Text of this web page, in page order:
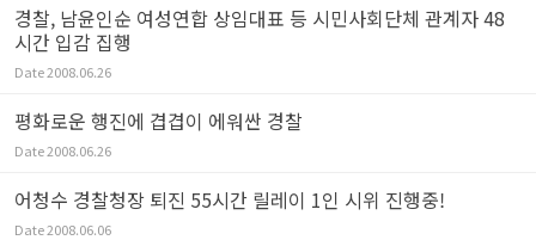
경찰, 남윤인순 여성연합 상임대표 등 시민사회단체 관계자 48
시간 입감 집행
Date2008.06.26
평화로운 행진에 겹겹이 에워싼 경찰
Date2008.06.26
어청수 경찰청장 퇴진 55시간 릴레이 1인 시위 진행중!
Date2008.06.06